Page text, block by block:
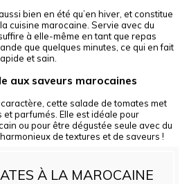
bien en été qu’en hiver, et constitue
cuisine marocaine. Servie avec du
à elle-même en tant que repas
que quelques minutes, ce qui en fait
et sain.
aux saveurs marocaines
cette salade de tomates met
parfumés. Elle est idéale pour
ou pour être dégustée seule avec du
de textures et de saveurs !
À LA MAROCAINE